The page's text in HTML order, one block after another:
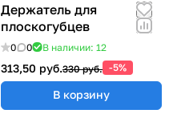
Держатель для
плоскогубцев
0 0 В наличии: 12
313,50 руб.330 руб. -5%
В корзину